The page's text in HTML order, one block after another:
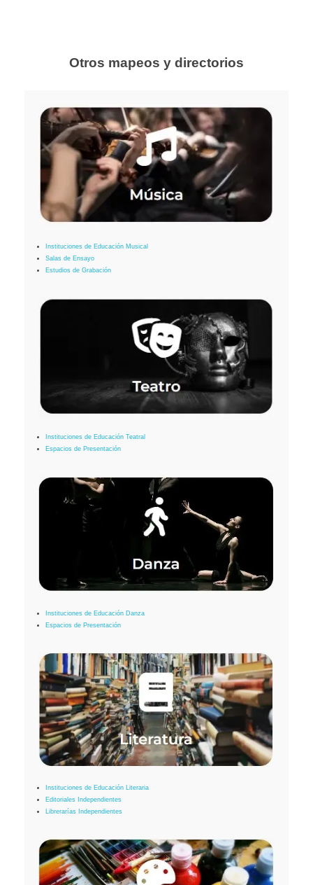
Otros mapeos y directorios
Instituciones de Educación Musical
Salas de Ensayo
Estudios de Grabación
Instituciones de Educación Teatral
Espacios de Presentación
Instituciones de Educación Danza
Espacios de Presentación
Instituciones de Educación Literaria
Editoriales Independientes
Librerarías Independientes